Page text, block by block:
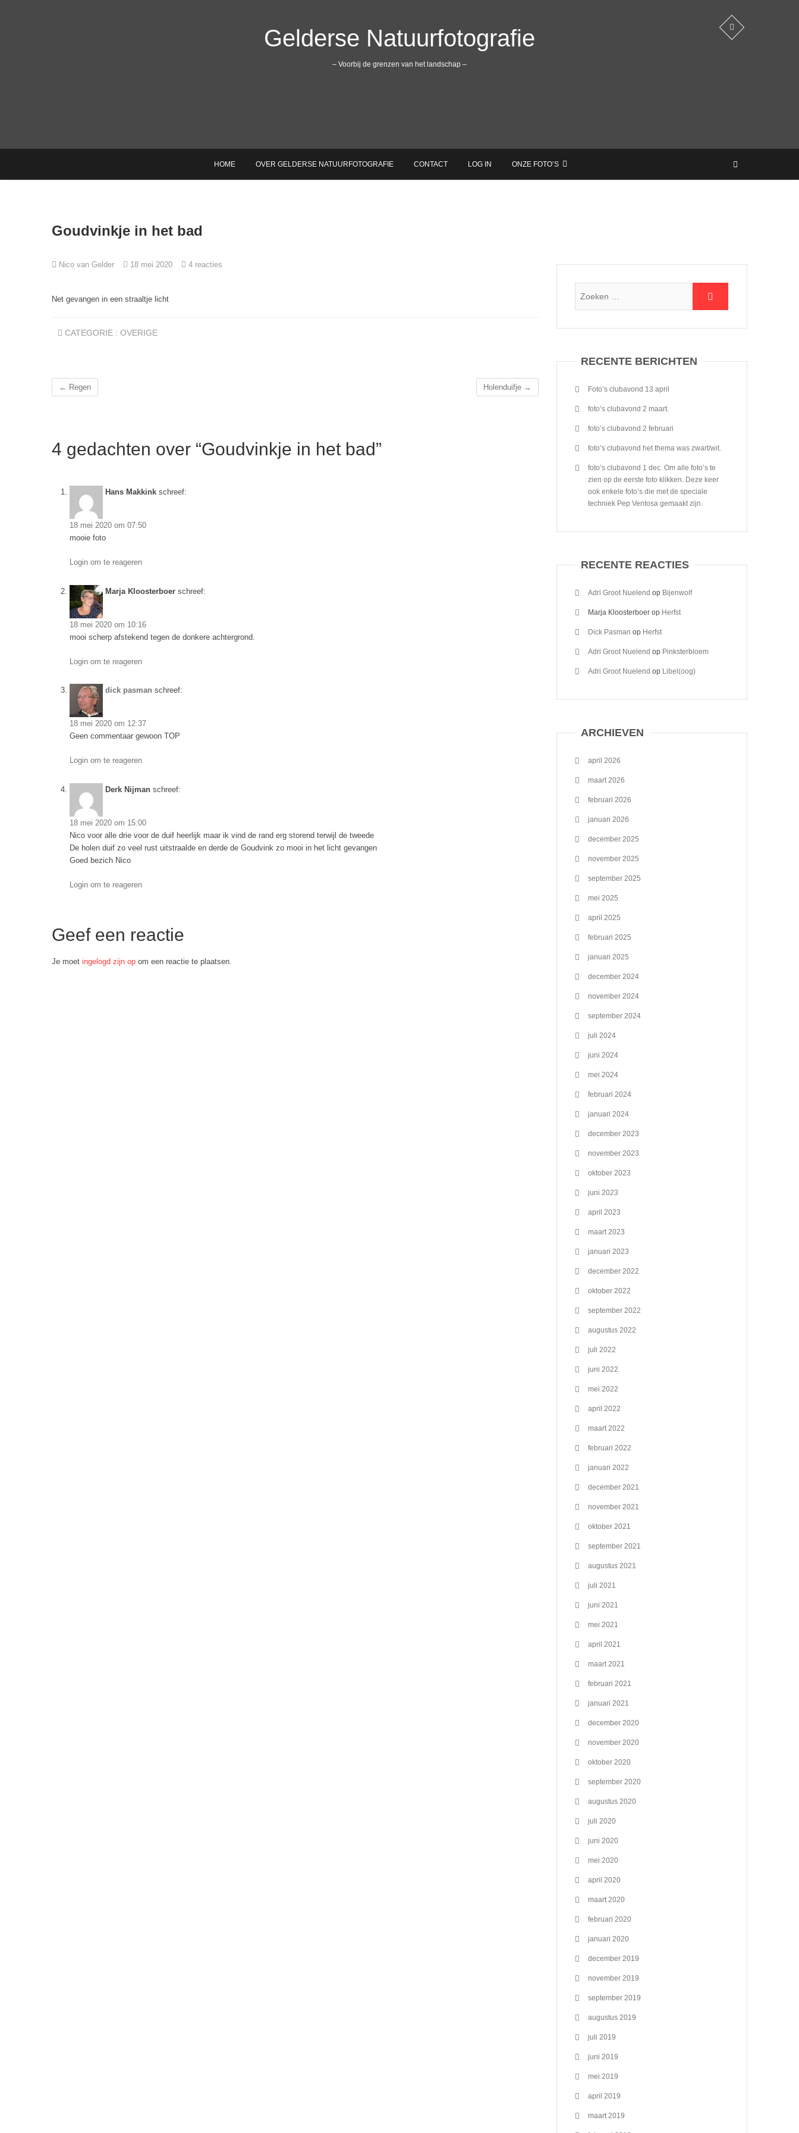
Gelderse Natuurfotografie
– Voorbij de grenzen van het landschap –
HOME OVER GELDERSE NATUURFOTOGRAFIE CONTACT LOG IN ONZE FOTO’S
Goudvinkje in het bad
Nico van Gelder 18 mei 2020 4 reacties
Net gevangen in een straaltje licht
CATEGORIE : OVERIGE
← Regen Holenduifje →
4 gedachten over “Goudvinkje in het bad”
Hans Makkink schreef:
18 mei 2020 om 07:50
mooie foto
Login om te reageren
Marja Kloosterboer schreef:
18 mei 2020 om 10:16
mooi scherp afstekend tegen de donkere achtergrond.
Login om te reageren
dick pasman schreef:
18 mei 2020 om 12:37
Geen commentaar gewoon TOP
Login om te reageren
Derk Nijman schreef:
18 mei 2020 om 15:00
Nico voor alle drie voor de duif heerlijk maar ik vind de rand erg storend terwijl de tweede
De holen duif zo veel rust uitstraalde en derde de Goudvink zo mooi in het licht gevangen
Goed bezich Nico
Login om te reageren
Geef een reactie
Je moet ingelogd zijn op om een reactie te plaatsen.
RECENTE BERICHTEN
Foto’s clubavond 13 april
foto’s clubavond 2 maart.
foto’s clubavond 2 februari
foto’s clubavond het thema was zwart/wit.
foto’s clubavond 1 dec. Om alle foto’s te
zien op de eerste foto klikken. Deze keer
ook enkele foto’s die met de speciale
techniek Pep Ventosa gemaakt zijn.
RECENTE REACTIES
Adri Groot Nuelend op Bijenwolf
Marja Kloosterboer op Herfst
Dick Pasman op Herfst
Adri Groot Nuelend op Pinksterbloem
Adri Groot Nuelend op Libel(oog)
ARCHIEVEN
april 2026
maart 2026
februari 2026
januari 2026
december 2025
november 2025
september 2025
mei 2025
april 2025
februari 2025
januari 2025
december 2024
november 2024
september 2024
juli 2024
juni 2024
mei 2024
februari 2024
januari 2024
december 2023
november 2023
oktober 2023
juni 2023
april 2023
maart 2023
januari 2023
december 2022
oktober 2022
september 2022
augustus 2022
juli 2022
juni 2022
mei 2022
april 2022
maart 2022
februari 2022
januari 2022
december 2021
november 2021
oktober 2021
september 2021
augustus 2021
juli 2021
juni 2021
mei 2021
april 2021
maart 2021
februari 2021
januari 2021
december 2020
november 2020
oktober 2020
september 2020
augustus 2020
juli 2020
juni 2020
mei 2020
april 2020
maart 2020
februari 2020
januari 2020
december 2019
november 2019
september 2019
augustus 2019
juli 2019
juni 2019
mei 2019
april 2019
maart 2019